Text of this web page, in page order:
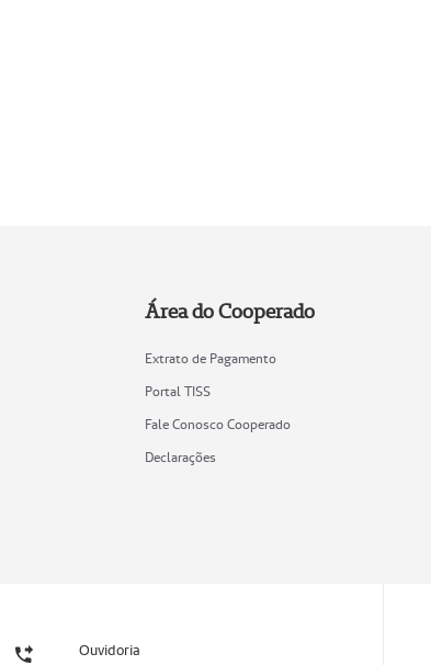
Área do Cooperado
Extrato de Pagamento
Portal TISS
Fale Conosco Cooperado
Declarações
Ouvidoria